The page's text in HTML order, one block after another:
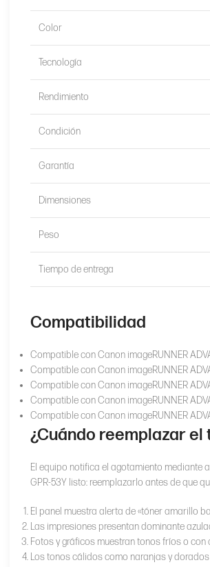
Color
Tecnología
Rendimiento
Condición
Garantía
Dimensiones
Peso
Tiempo de entrega
Compatibilidad
Compatible con Canon imageRUNNER
Compatible con Canon imageRUNNER
Compatible con Canon imageRUNNER
Compatible con Canon imageRUNNER
Compatible con Canon imageRUNNER
¿Cuándo reemplazar el
El equipo notifica el agotamiento mediante
GPR-53Y listo: reemplazarlo antes de que
El panel muestra alerta de «tóner amarillo
Las impresiones presentan dominante
Fotos y gráficos muestran tonos fríos o
Los tonos cálidos como naranjas y